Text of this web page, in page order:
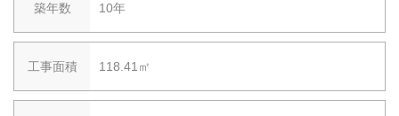
築年数 10年
工事面積 118.41㎡